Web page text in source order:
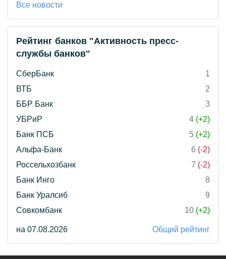
Все новости
Рейтинг банков "Активность пресс-
службы банков"
СберБанк
1
ВТБ
2
ББР Банк
3
УБРиР
4 (+2)
Банк ПСБ
5 (+2)
Альфа-Банк
6 (-2)
Россельхозбанк
7 (-2)
Банк Инго
8
Банк Уралсиб
9
Совкомбанк
10 (+2)
на 07.08.2026 Общий рейтинг